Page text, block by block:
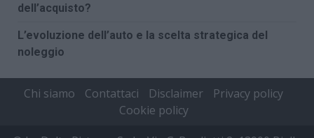
dell’acquisto?
L’evoluzione dell’auto e la scelta strategica del
noleggio
Chi siamo Contattaci Disclaimer
Privacy policy
Cookie policy